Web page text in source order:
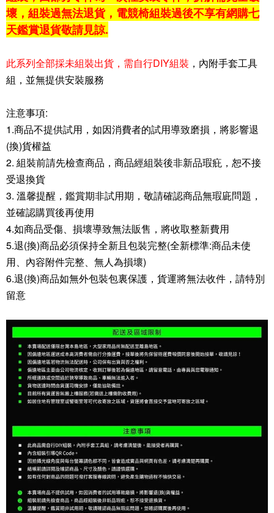
壞，組裝過無法退貨，電競椅組裝過後不享有網購七
天鑑賞退貨敬請見諒.
此系列全部採未組裝出貨，需自行DIY組裝 ，內附手套工具
組，並無提供安裝服務
注意事項:
1.商品不提供試用，如因消費者的試用導致磨損，將影響退
(換)貨權益
2. 組裝前請先檢查商品，商品經組裝後非新品瑕疪，恕不接
受退換貨
3. 溫馨提醒，鑑賞期非試用期，敬請確認商品無瑕庛問題，
並確認購買後再使用
4.如商品受傷、損壞導致無法販售，將收取整新費用
5.退(換)商品必須保持全新且包裝完整(全新標準:商品未使
用、內容附件完整、無人為損壞)
6.退(換)商品如無外包裝包裏保護，貨運將無法收件，請特別
留意